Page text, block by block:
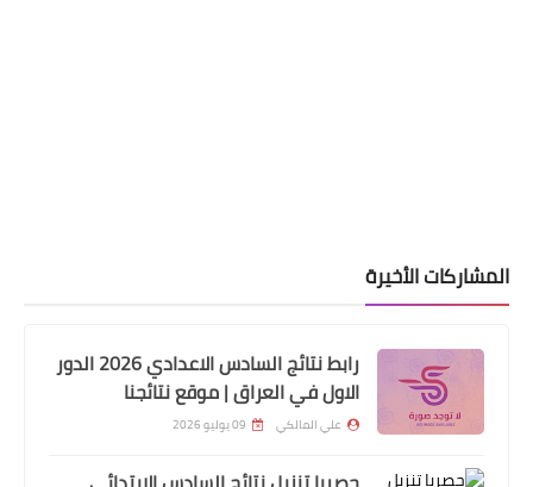
اخبار العامة
وزارة المالية توافق على اكمال تعيين
الالاف من المفصولين السياسيين غير
المعينين في كافة دوائر الدولةويجي واحد
المشاركات الأخيرة
رابط نتائج السادس الاعدادي 2026 الدور
الاول في العراق | موقع نتائجنا
علي المالكي 09 يوليو 2026